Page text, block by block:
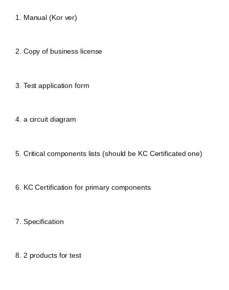
1. Manual (Kor ver)
2. Copy of business license
3. Test application form
4. a circuit diagram
5. Critical components lists (should be KC Certificated one)
6. KC Certification for primary components
7. Specification
8. 2 products for test